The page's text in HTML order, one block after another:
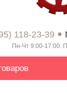
118-23-39
Пн-Чт 9:00-17:00.